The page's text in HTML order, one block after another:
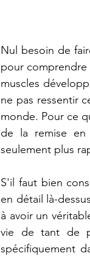
Nul besoin de
pour comprendre
muscles
ne pas ressentir
monde. Pour ce
de la remise en
seulement plus
S'il faut bien
en détail là-
à avoir un
vie de tant de
spécifiquement